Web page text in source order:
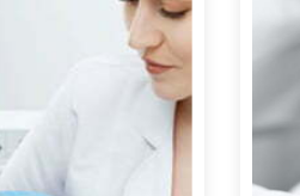
400 500